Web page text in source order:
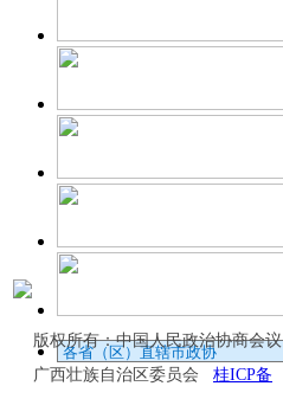
版权所有：中国人民政治协商会议
广西壮族自治区委员会 桂ICP备